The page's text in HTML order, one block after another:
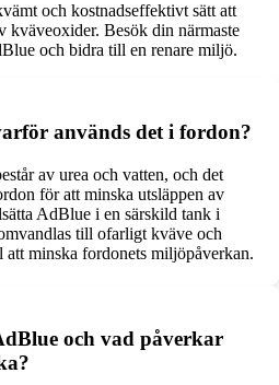
och kostnadseffektivt sätt att
kväveoxider. Besök din närmaste
och bidra till en renare miljö.
används det i fordon?
av urea och vatten, och det
för att minska utsläppen av
AdBlue i en särskild tank i
till ofarligt kväve och
minska fordonets miljöpåverkan.
och vad påverkar